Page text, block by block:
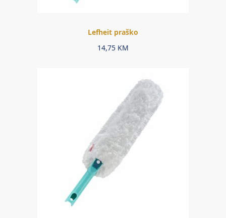
Lefheit praško
14,75 KM